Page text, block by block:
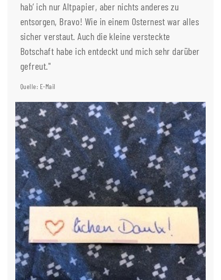
hab‘ ich nur Altpapier, aber nichts anderes zu
entsorgen, Bravo! Wie in einem Osternest war alles
sicher verstaut. Auch die kleine versteckte
Botschaft habe ich entdeckt und mich sehr darüber
gefreut."
Quelle: E-Mail